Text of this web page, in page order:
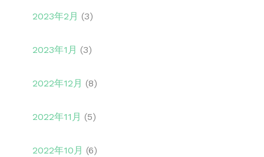
2023年2月 (3)
2023年1月 (3)
2022年12月 (8)
2022年11月 (5)
2022年10月 (6)